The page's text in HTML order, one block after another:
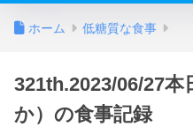
ホーム 低糖質な食事
321th.2023/06/27本
か）の食事記録